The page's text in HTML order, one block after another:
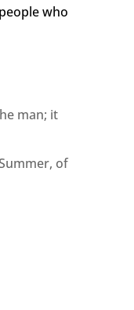
who
man; it
of